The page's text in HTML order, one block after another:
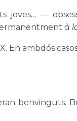
joves… —
à
En ambdós
benvinguts.